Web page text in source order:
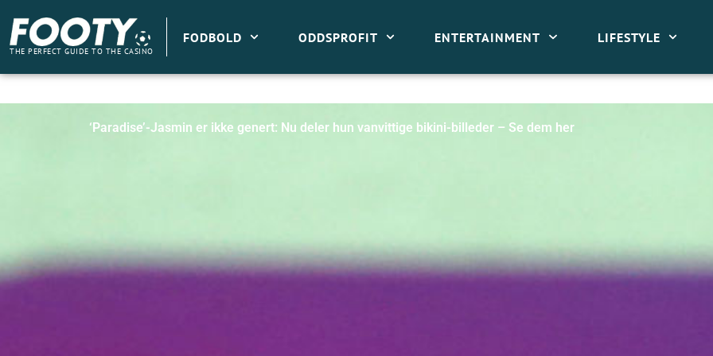
indholdet
THE PERFECT GUIDE TO THE CASINO
FODBOLD ODDSPROFIT ENTERTAINMENT LIFESTYLE
‘Paradise’-Jasmin er ikke genert: Nu deler hun vanvittige bikini-billeder – Se dem her